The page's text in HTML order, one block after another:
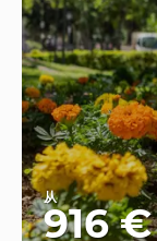
从
916 €